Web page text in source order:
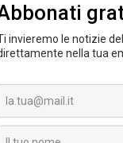
462,3 milioni di
attività in Europa